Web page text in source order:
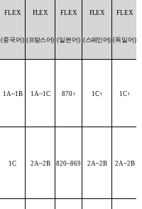
FLEX
(중국어)
FLEX
(프랑스어)
FLEX
(일본어)
FLEX
(스페인어)
FLEX
(독일어)
1A~1B 1A~1C 870↑ 1C↑ 1C↑
1C 2A~2B 820~869 2A~2B 2A~2B